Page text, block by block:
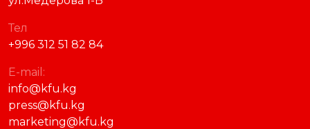
Тел
+996 312 51 82 84
E-mail:
info@kfu.kg
press@kfu.kg
marketing@kfu.kg